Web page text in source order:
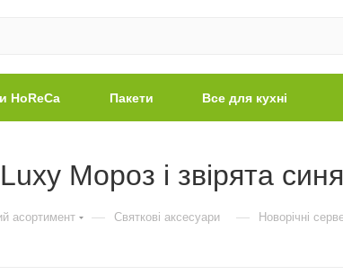
HoReCa Пакети Все для кухні
Мороз і звірята
асортимент — Святкові аксесуари — Новорічні